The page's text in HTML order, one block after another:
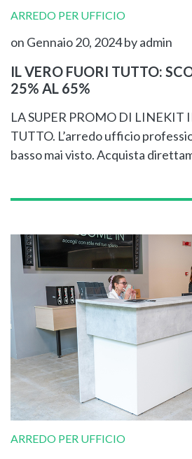
ARREDO PER UFFICIO
on Gennaio 20, 2024by admin
IL VERO FUORI TUTTO:
25% AL 65%
LA SUPER PROMO DI LINEKIT
TUTTO. L’arredo ufficio
basso mai visto. Acquista
ARREDO PER UFFICIO